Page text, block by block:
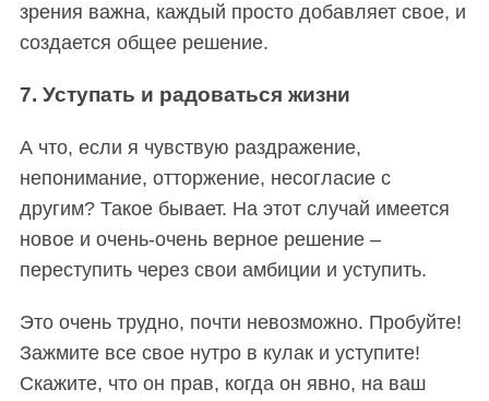
зрения важна, каждый просто добавляет свое, и
создается общее решение.
7. Уступать и радоваться жизни
А что, если я чувствую раздражение,
непонимание, отторжение, несогласие с
другим? Такое бывает. На этот случай имеется
новое и очень-очень верное решение –
переступить через свои амбиции и уступить.
Это очень трудно, почти невозможно. Пробуйте!
Зажмите все свое нутро в кулак и уступите!
Скажите, что он прав, когда он явно, на ваш